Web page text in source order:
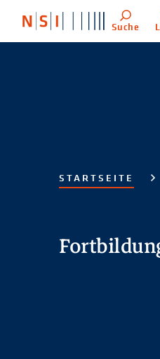
Suche
STARTSEITE